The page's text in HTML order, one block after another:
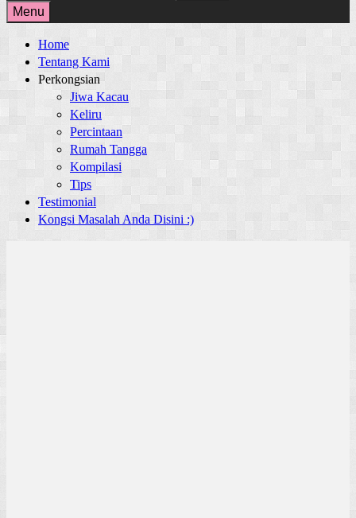
for:
Menu
Home
Tentang Kami
Perkongsian
Jiwa Kacau
Keliru
Percintaan
Rumah Tangga
Kompilasi
Tips
Testimonial
Kongsi Masalah Anda Disini :)